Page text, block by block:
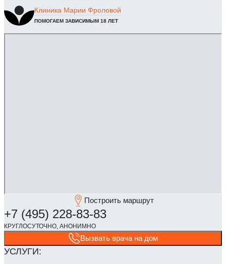
Клиника Марии Фроловой
ПОМОГАЕМ ЗАВИСИМЫМ 18 ЛЕТ
Построить маршрут
Вызвать врача на дом